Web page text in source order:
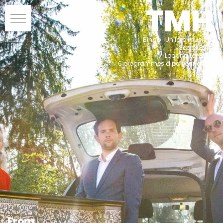
TMH
Bingo ! Un loto musical
Secret Byrd
Looking for Byrd
6 programmes à personnaliser